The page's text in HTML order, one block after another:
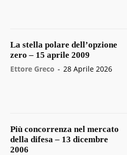
La stella polare dell’opzione
zero – 15 aprile 2009
Ettore Greco - 28 Aprile 2026
Più concorrenza nel mercato
della difesa – 13 dicembre
2006